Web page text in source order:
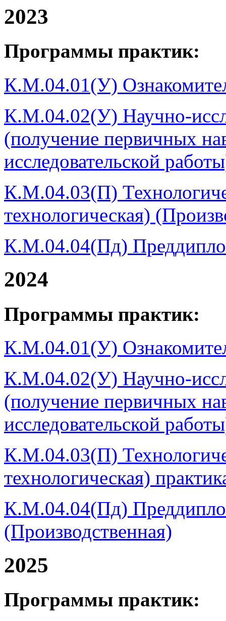
2023
Программы практик:
К.М.04.01(У)
К.М.04.02(У) Научно-
(получение первичных
исследовательской
К.М.04.03(П)
технологическая)
К.М.04.04(Пд)
2024
Программы практик:
К.М.04.01(У)
К.М.04.02(У) Научно-
(получение первичных
исследовательской
К.М.04.03(П)
технологическая)
К.М.04.04(Пд)
(Производственная)
2025
Программы практик: